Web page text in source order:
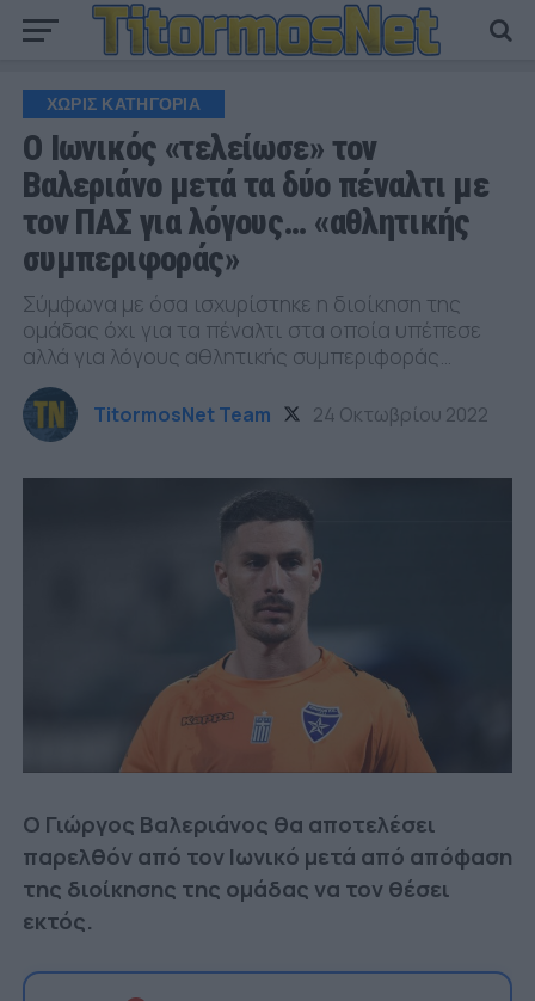
ΧΩΡΊΣ ΚΑΤΗΓΟΡΊΑ
Ο Ιωνικός «τελείωσε» τον
Βαλεριάνο μετά τα δύο πέναλτι με
τον ΠΑΣ για λόγους… «αθλητικής
συμπεριφοράς»
Σύμφωνα με όσα ισχυρίστηκε η διοίκηση της
ομάδας όχι για τα πέναλτι στα οποία υπέπεσε
αλλά για λόγους αθλητικής συμπεριφοράς…
TitormosNet Team 24 Οκτωβρίου 2022
Ο Γιώργος Βαλεριάνος θα αποτελέσει
παρελθόν από τον Ιωνικό μετά από απόφαση
της διοίκησης της ομάδας να τον θέσει
εκτός.